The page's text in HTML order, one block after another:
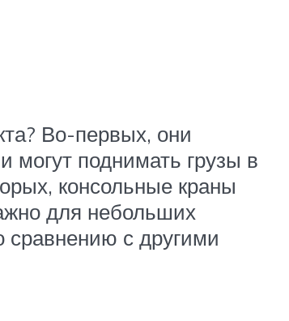
Во-первых, они
могут поднимать грузы в
консольные краны
для небольших
сравнению с другими